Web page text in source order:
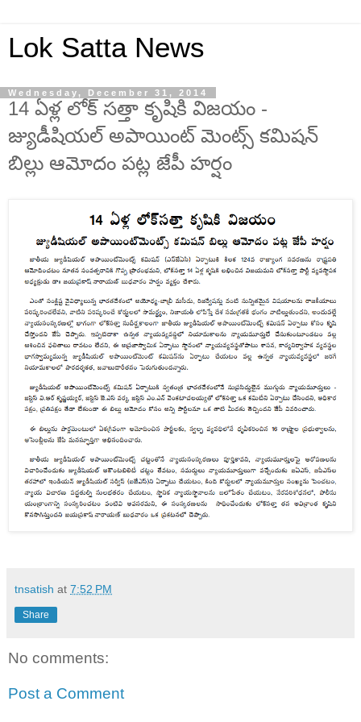
Lok Satta News
Wednesday, December 31, 2014
14 ఏళ్ల లోక్ సత్తా కృషికి విజయం -
జ్యుడీషియల్ అపాయింట్ మెంట్స్ కమిషన్
బిల్లు ఆమోదం పట్ల జేపీ హర్షం
tnsatish at 7:52 PM
Share
No comments:
Post a Comment